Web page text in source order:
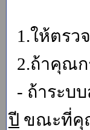
1.ให้ตรว
2.ถ้าคุณก
- ถ้าระบ
ปี ขณะที่คุ